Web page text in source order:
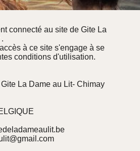
connecté au site de Gite La
à ce site s'engage à se
conditions d'utilisation.
La Dame au Lit- Chimay